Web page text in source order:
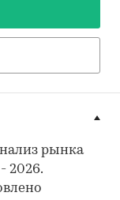
рынка
2026.